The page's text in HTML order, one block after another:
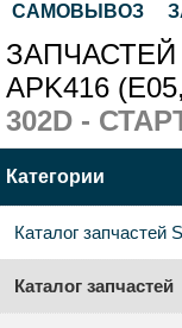
САМОВЫВОЗ
ЗАПЧАСТЕЙ
APK416
302D -
Категории
Каталог запчастей
Каталог запчастей